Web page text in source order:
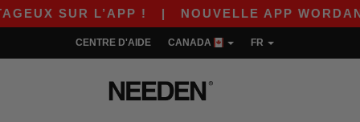
L’APP !| NOUVELLE APP WORDANS ! $10
CENTRE D'AIDE CANADA FR